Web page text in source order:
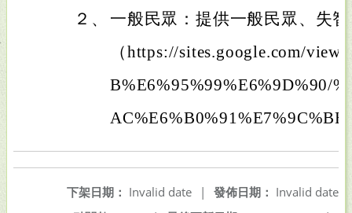
２、
一般民眾：提供一般民眾、失
（https://sites.google.com/
B%E6%95%99%E6%9D%90/
AC%E6%B0%91%E7%9C%BE
發佈日期： Invalid date
下架日期： Invalid date
|